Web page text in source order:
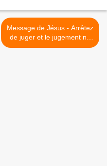
Message de Jésus - Arrêtez
de juger et le jugement ne
vous sera plus retourné >